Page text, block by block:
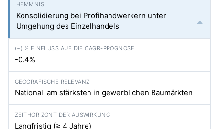
Konsolidierung bei Profihandwerkern unter
Umgehung des Einzelhandels
-0.4%
National, am stärksten in gewerblichen Baumärkten
Langfristig (≥ 4 Jahre)